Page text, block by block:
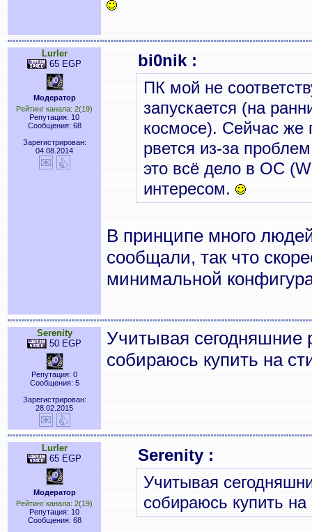
Lurler
65 EGP
Модератор
Рейтинг канала: 2(19)
Репутация: 10
Сообщения: 68
Зарегистрирован:
04.08.2014
bi0nik :
ПК мой не
запускается (на
космосе). Сейчас же
рвется из-за
это всё дело в ОС
интересом.
В принципе много
сообщали, так что
минимальной
Serenity
50 EGP
Репутация: 0
Сообщения: 5
Зарегистрирован:
28.02.2015
Учитывая сегодняшние
собираюсь купить на
Lurler
65 EGP
Модератор
Рейтинг канала: 2(19)
Репутация: 10
Сообщения: 68
Serenity :
Учитывая
собираюсь купить